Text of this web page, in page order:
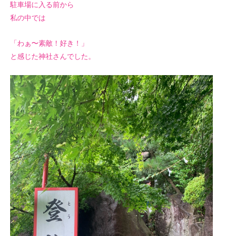
駐車場に入る前から
私の中では
「わぁ〜素敵！好き！」
と感じた神社さんでした。